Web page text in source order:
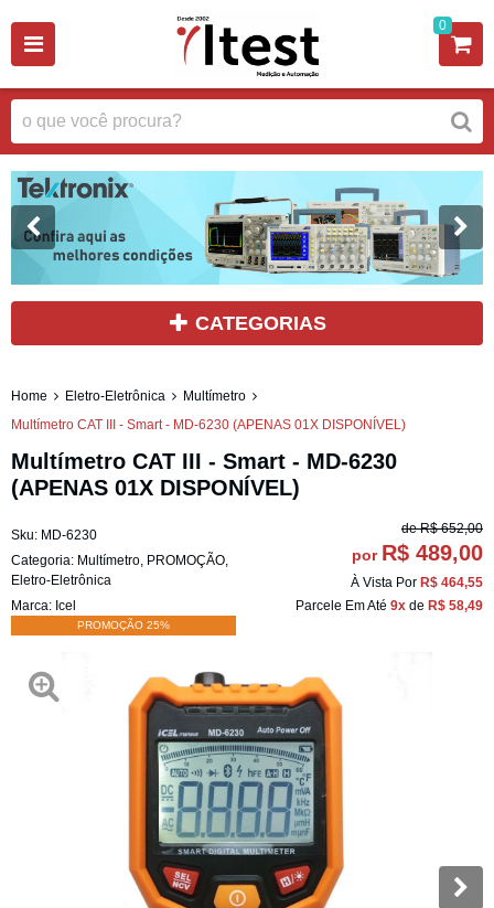
0
CATEGORIAS
Home Eletro-Eletrônica
Multímetro
Multímetro CAT III - Smart - MD-6230 (APENAS 01X DISPONÍVEL)
Multímetro CAT III - Smart - MD-6230
(APENAS 01X DISPONÍVEL)
Sku: MD-6230
Categoria: Multímetro, PROMOÇÃO,
Eletro-Eletrônica
Marca: Icel
PROMOÇÃO 25%
de R$ 652,00
por R$ 489,00
À Vista Por R$ 464,55
Parcele Em Até 9x de R$ 58,49